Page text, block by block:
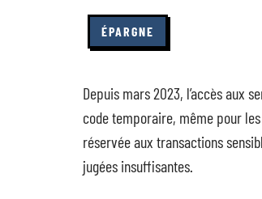
ÉPARGNE
Depuis mars 2023, l’accès aux
code temporaire, même pour
réservée aux transactions
jugées insuffisantes.